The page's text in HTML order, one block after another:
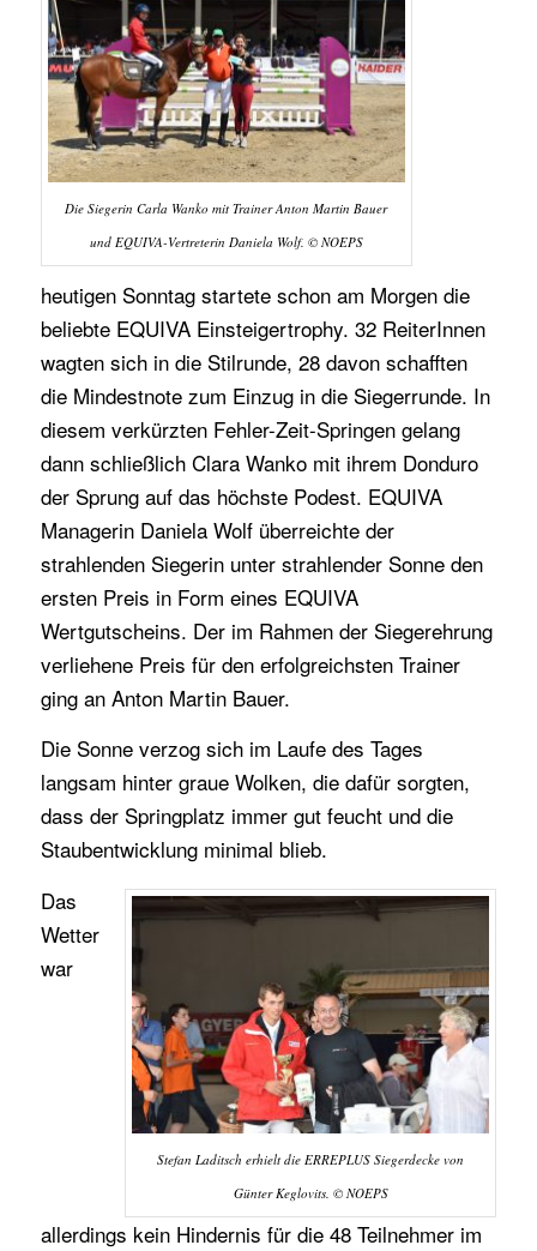
Die Siegerin Carla Wanko mit Trainer Anton Martin Bauer
und EQUIVA-Vertreterin Daniela Wolf. © NOEPS
heutigen Sonntag startete schon am Morgen die
beliebte EQUIVA Einsteigertrophy. 32 ReiterInnen
wagten sich in die Stilrunde, 28 davon schafften
die Mindestnote zum Einzug in die Siegerrunde. In
diesem verkürzten Fehler-Zeit-Springen gelang
dann schließlich Clara Wanko mit ihrem Donduro
der Sprung auf das höchste Podest. EQUIVA
Managerin Daniela Wolf überreichte der
strahlenden Siegerin unter strahlender Sonne den
ersten Preis in Form eines EQUIVA
Wertgutscheins. Der im Rahmen der Siegerehrung
verliehene Preis für den erfolgreichsten Trainer
ging an Anton Martin Bauer.
Die Sonne verzog sich im Laufe des Tages
langsam hinter graue Wolken, die dafür sorgten,
dass der Springplatz immer gut feucht und die
Staubentwicklung minimal blieb.
Stefan Laditsch erhielt die ERREPLUS Siegerdecke von
Günter Keglovits. © NOEPS
Das
Wetter
war
allerdings kein Hindernis für die 48 Teilnehmer im